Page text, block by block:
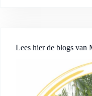
Lees hier de blogs van